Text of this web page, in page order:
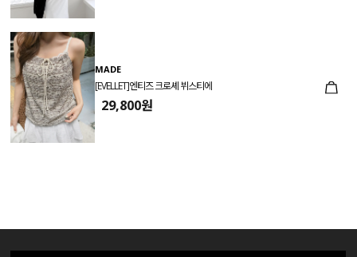
MADE
[EVELLET]엔티즈 크로셰 뷔스티에
29,800원